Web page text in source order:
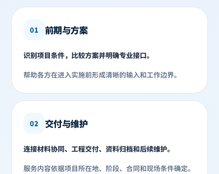
01 前期与方案
识别项目条件，比较方案并明确专业接口。
帮助各方在进入实施前形成清晰的输入和工作边界。
02 交付与维护
连接材料协同、工程交付、资料归档和后续维护。
服务内容依据项目所在地、阶段、合同和现场条件确定。